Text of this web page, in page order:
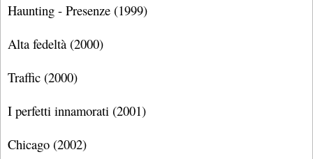
Haunting - Presenze (1999)
Alta fedeltà (2000)
Traffic (2000)
I perfetti innamorati (2001)
Chicago (2002)